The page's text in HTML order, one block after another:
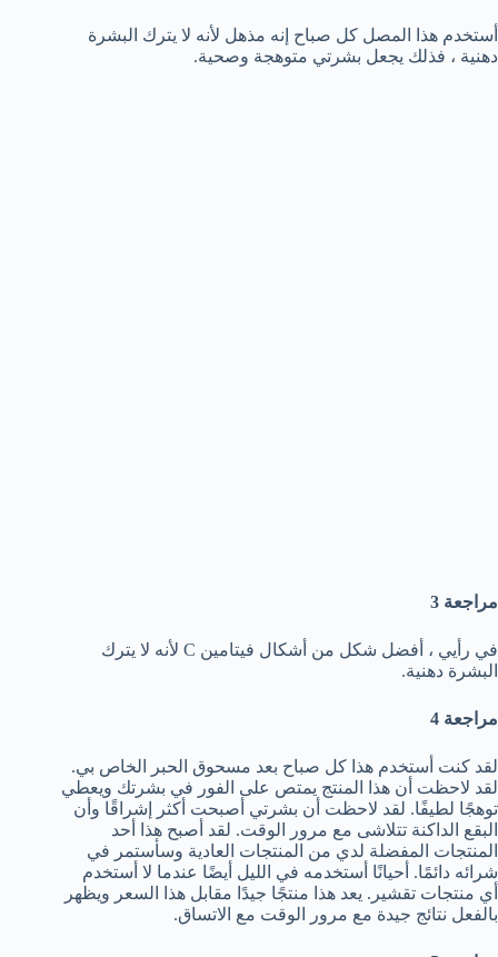
أستخدم هذا المصل كل صباح إنه مذهل لأنه لا يترك البشرة
دهنية ، فذلك يجعل بشرتي متوهجة وصحية.
مراجعة 3
في رأيي ، أفضل شكل من أشكال فيتامين C لأنه لا يترك
البشرة دهنية.
مراجعة 4
لقد كنت أستخدم هذا كل صباح بعد مسحوق الحبر الخاص بي.
لقد لاحظت أن هذا المنتج يمتص على الفور في بشرتك ويعطي
توهجًا لطيفًا. لقد لاحظت أن بشرتي أصبحت أكثر إشراقًا وأن
البقع الداكنة تتلاشى مع مرور الوقت. لقد أصبح هذا أحد
المنتجات المفضلة لدي من المنتجات العادية وسأستمر في
شرائه دائمًا. أحيانًا أستخدمه في الليل أيضًا عندما لا أستخدم
أي منتجات تقشير. يعد هذا منتجًا جيدًا مقابل هذا السعر ويظهر
بالفعل نتائج جيدة مع مرور الوقت مع الاتساق.